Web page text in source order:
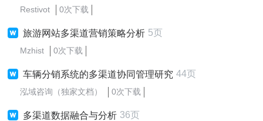
Restivot 0次下载
旅游网站多渠道营销策略分析 5页
Mzhist 0次下载
车辆分销系统的多渠道协同管理研究 44页
泓域咨询（独家文档） 0次下载
多渠道数据融合与分析 36页